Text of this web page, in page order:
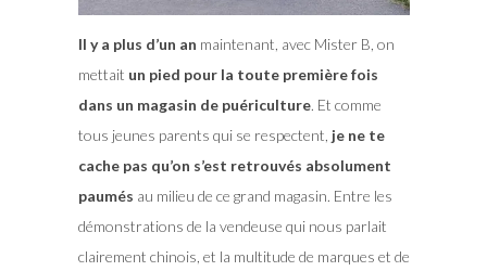
Il y a plus d’un an maintenant, avec Mister B, on
mettait un pied pour la toute première fois
dans un magasin de puériculture. Et comme
tous jeunes parents qui se respectent, je ne te
cache pas qu’on s’est retrouvés absolument
paumés au milieu de ce grand magasin. Entre les
démonstrations de la vendeuse qui nous parlait
clairement chinois, et la multitude de marques et de